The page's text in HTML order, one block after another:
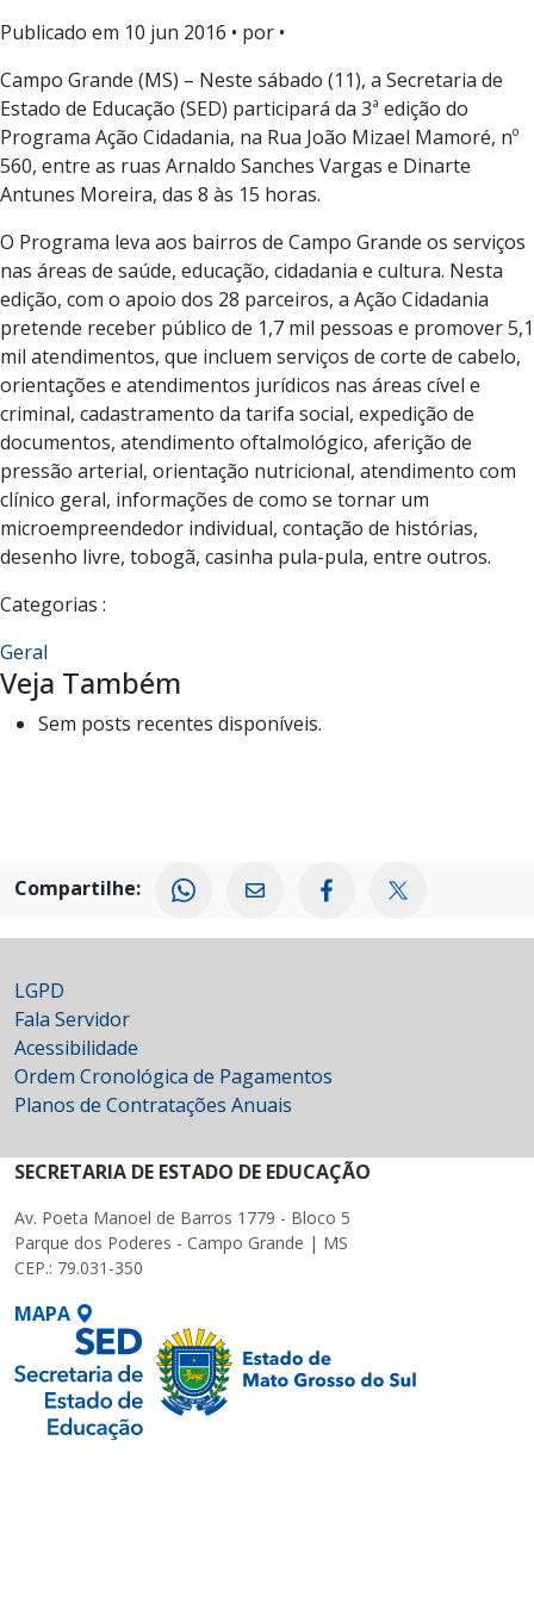
Publicado em 10 jun 2016 • por •
Campo Grande (MS) – Neste sábado (11), a Secretaria de
Estado de Educação (SED) participará da 3ª edição do
Programa Ação Cidadania, na Rua João Mizael Mamoré, nº
560, entre as ruas Arnaldo Sanches Vargas e Dinarte
Antunes Moreira, das 8 às 15 horas.
O Programa leva aos bairros de Campo Grande os serviços
nas áreas de saúde, educação, cidadania e cultura. Nesta
edição, com o apoio dos 28 parceiros, a Ação Cidadania
pretende receber público de 1,7 mil pessoas e promover 5,1
mil atendimentos, que incluem serviços de corte de cabelo,
orientações e atendimentos jurídicos nas áreas cível e
criminal, cadastramento da tarifa social, expedição de
documentos, atendimento oftalmológico, aferição de
pressão arterial, orientação nutricional, atendimento com
clínico geral, informações de como se tornar um
microempreendedor individual, contação de histórias,
desenho livre, tobogã, casinha pula-pula, entre outros.
Categorias :
Geral
Veja Também
Sem posts recentes disponíveis.
Compartilhe:
LGPD
Fala Servidor
Acessibilidade
Ordem Cronológica de Pagamentos
Planos de Contratações Anuais
SECRETARIA DE ESTADO DE EDUCAÇÃO
Av. Poeta Manoel de Barros 1779 - Bloco 5
Parque dos Poderes - Campo Grande | MS
CEP.: 79.031-350
MAPA